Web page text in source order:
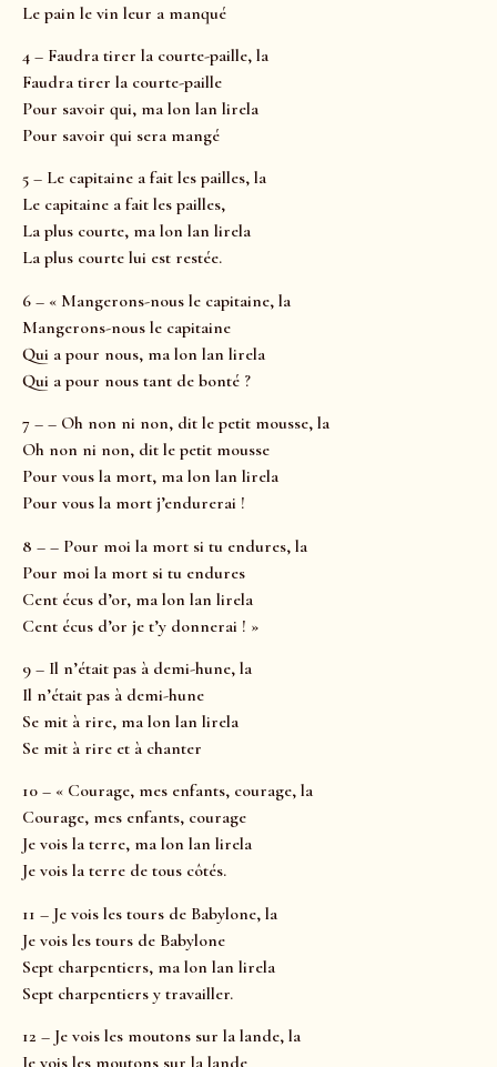
Le pain le vin leur a manqué
4 – Faudra tirer la courte-paille, la
Faudra tirer la courte-paille
Pour savoir qui, ma lon lan lirela
Pour savoir qui sera mangé
5 – Le capitaine a fait les pailles, la
Le capitaine a fait les pailles,
La plus courte, ma lon lan lirela
La plus courte lui est restée.
6 – « Mangerons-nous le capitaine, la
Mangerons-nous le capitaine
Qui a pour nous, ma lon lan lirela
Qui a pour nous tant de bonté ?
7 – – Oh non ni non, dit le petit mousse, la
Oh non ni non, dit le petit mousse
Pour vous la mort, ma lon lan lirela
Pour vous la mort j’endurerai !
8 – – Pour moi la mort si tu endures, la
Pour moi la mort si tu endures
Cent écus d’or, ma lon lan lirela
Cent écus d’or je t’y donnerai ! »
9 – Il n’était pas à demi-hune, la
Il n’était pas à demi-hune
Se mit à rire, ma lon lan lirela
Se mit à rire et à chanter
10 – « Courage, mes enfants, courage, la
Courage, mes enfants, courage
Je vois la terre, ma lon lan lirela
Je vois la terre de tous côtés.
11 – Je vois les tours de Babylone, la
Je vois les tours de Babylone
Sept charpentiers, ma lon lan lirela
Sept charpentiers y travailler.
12 – Je vois les moutons sur la lande, la